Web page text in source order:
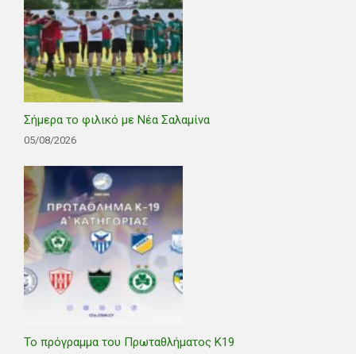
Σήμερα το φιλικό με Νέα Σαλαμίνα
05/08/2026
Το πρόγραμμα του Πρωταθλήματος Κ19